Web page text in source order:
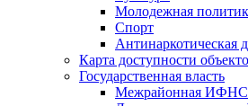
Молодежная
Спорт
Антинаркотическая
Карта доступности
Государственная власть
Межрайонная ИФНС